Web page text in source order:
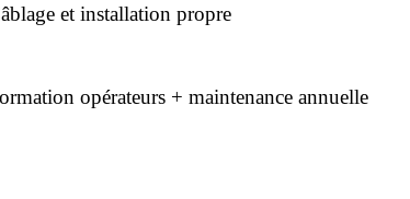
et installation propre
opérateurs + maintenance annuelle